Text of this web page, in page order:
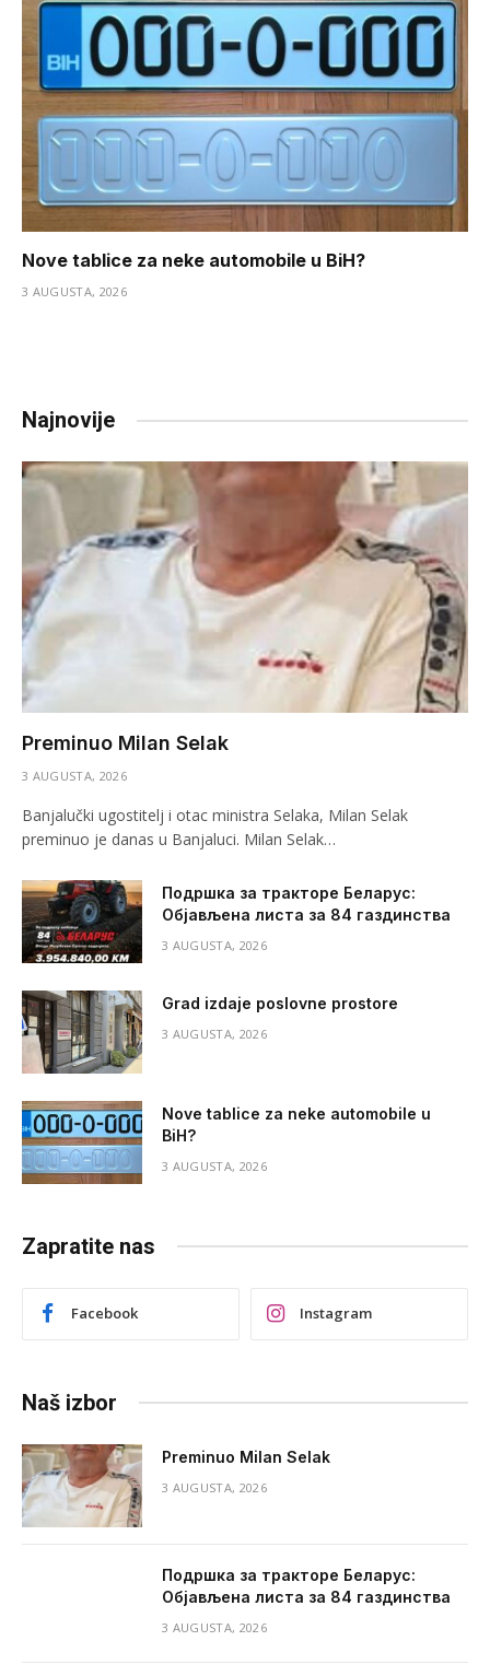
Nove tablice za neke automobile u BiH?
3 AUGUSTA, 2026
Najnovije
Preminuo Milan Selak
3 AUGUSTA, 2026
Banjalučki ugostitelj i otac ministra Selaka, Milan Selak
preminuo je danas u Banjaluci. Milan Selak…
Подршка за тракторе Беларус:
Објављена листа за 84 газдинства
3 AUGUSTA, 2026
Grad izdaje poslovne prostore
3 AUGUSTA, 2026
Nove tablice za neke automobile u
BiH?
3 AUGUSTA, 2026
Zapratite nas
Facebook Instagram
Naš izbor
Preminuo Milan Selak
3 AUGUSTA, 2026
Подршка за тракторе Беларус:
Објављена листа за 84 газдинства
3 AUGUSTA, 2026